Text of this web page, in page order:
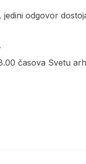
odgovor
časova Svetu